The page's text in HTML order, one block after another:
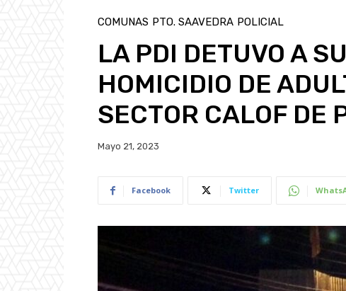
COMUNAS PTO. SAAVEDRA POLICIAL
LA PDI DETUVO A
HOMICIDIO DE
SECTOR CALOF DE
Mayo 21, 2023
Facebook Twitter